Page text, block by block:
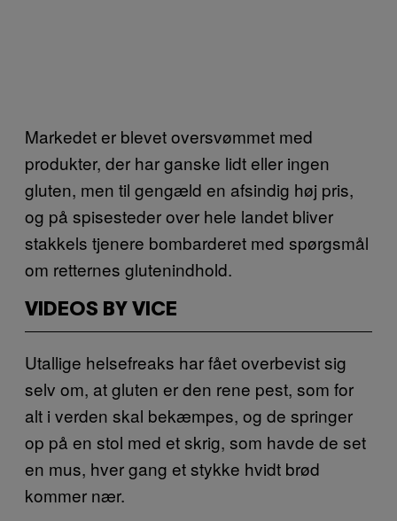
Markedet er blevet oversvømmet med
produkter, der har ganske lidt eller ingen
gluten, men til gengæld en afsindig høj pris,
og på spisesteder over hele landet bliver
stakkels tjenere bombarderet med spørgsmål
om retternes glutenindhold.
VIDEOS BY VICE
Utallige helsefreaks har fået overbevist sig
selv om, at gluten er den rene pest, som for
alt i verden skal bekæmpes, og de springer
op på en stol med et skrig, som havde de set
en mus, hver gang et stykke hvidt brød
kommer nær.